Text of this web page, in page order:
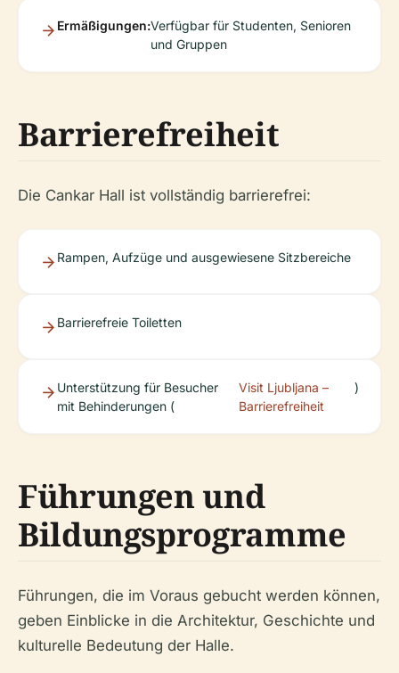
Ermäßigungen:Verfügbar für Studenten, Senioren
und Gruppen
Barrierefreiheit
Die Cankar Hall ist vollständig barrierefrei:
Rampen, Aufzüge und ausgewiesene Sitzbereiche
Barrierefreie Toiletten
Unterstützung für Besucher
mit Behinderungen (
Visit Ljubljana –
Barrierefreiheit
)
Führungen und
Bildungsprogramme
Führungen, die im Voraus gebucht werden können,
geben Einblicke in die Architektur, Geschichte und
kulturelle Bedeutung der Halle.